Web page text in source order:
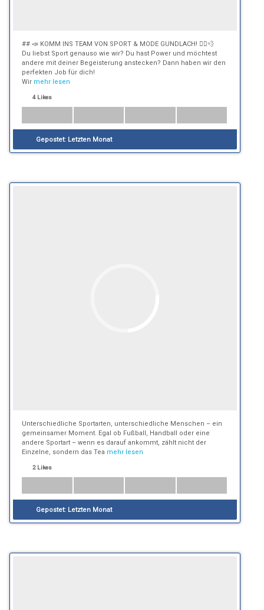
## 📣 KOMM INS TEAM VON SPORT & MODE GUNDLACH! 🏃‍♂️💨
Du liebst Sport genauso wie wir? Du hast Power und möchtest
andere mit deiner Begeisterung anstecken? Dann haben wir den
perfekten Job für dich!
Wir mehr lesen
4 Likes
Gepostet: Letzten Monat
Unterschiedliche Sportarten, unterschiedliche Menschen – ein
gemeinsamer Moment. Egal ob Fußball, Handball oder eine
andere Sportart – wenn es darauf ankommt, zählt nicht der
Einzelne, sondern das Tea mehr lesen
2 Likes
Gepostet: Letzten Monat